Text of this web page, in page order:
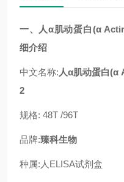
一、人α肌动蛋白(α
细介绍
中文名称: 人α肌动蛋白(α
2
规格: 48T /96T
品牌:臻科生物
种属:人ELISA试剂盒